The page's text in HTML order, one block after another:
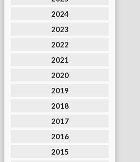
2024
2023
2022
2021
2020
2019
2018
2017
2016
2015